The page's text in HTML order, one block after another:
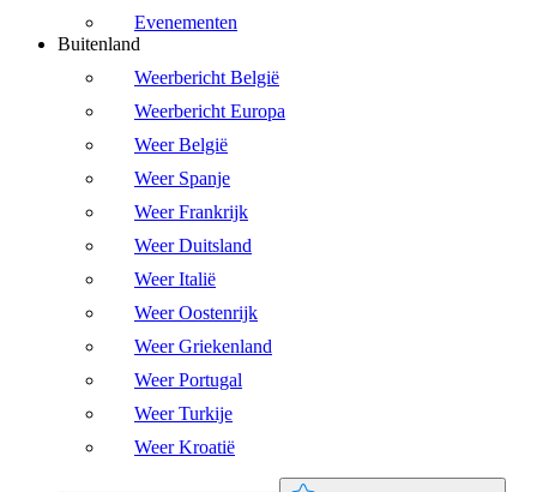
Evenementen
Buitenland
Weerbericht België
Weerbericht Europa
Weer België
Weer Spanje
Weer Frankrijk
Weer Duitsland
Weer Italië
Weer Oostenrijk
Weer Griekenland
Weer Portugal
Weer Turkije
Weer Kroatië